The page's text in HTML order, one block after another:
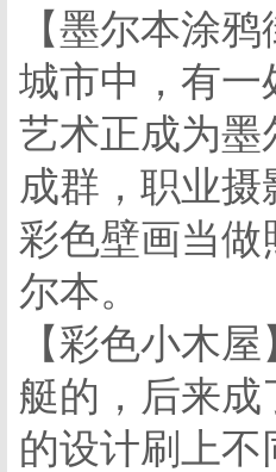
【墨尔本涂
城市中，有一
艺术正成为墨
成群，职业
彩色壁画当
尔本。
【彩色小木
艇的，后来
的设计刷上